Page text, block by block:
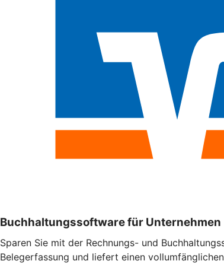
Buchhaltungssoftware für Unternehmen
Sparen Sie mit der Rechnungs- und
Belegerfassung und liefert einen